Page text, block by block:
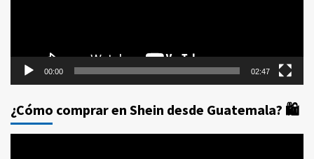
00:00 02:47
¿Cómo comprar en Shein desde Guatemala? 🛍️